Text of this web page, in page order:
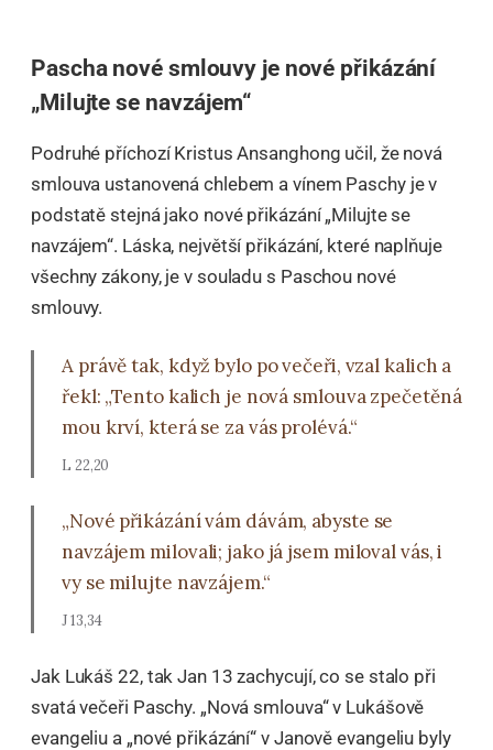
Pascha nové smlouvy je nové přikázání
„Milujte se navzájem“
Podruhé příchozí Kristus Ansanghong učil, že nová
smlouva ustanovená chlebem a vínem Paschy je v
podstatě stejná jako nové přikázání „Milujte se
navzájem“. Láska, největší přikázání, které naplňuje
všechny zákony, je v souladu s Paschou nové
smlouvy.
A právě tak, když bylo po večeři, vzal kalich a
řekl: „Tento kalich je nová smlouva zpečetěná
mou krví, která se za vás prolévá.“
L 22,20
„Nové přikázání vám dávám, abyste se
navzájem milovali; jako já jsem miloval vás, i
vy se milujte navzájem.“
J 13,34
Jak Lukáš 22, tak Jan 13 zachycují, co se stalo při
svatá večeři Paschy. „Nová smlouva“ v Lukášově
evangeliu a „nové přikázání“ v Janově evangeliu byly